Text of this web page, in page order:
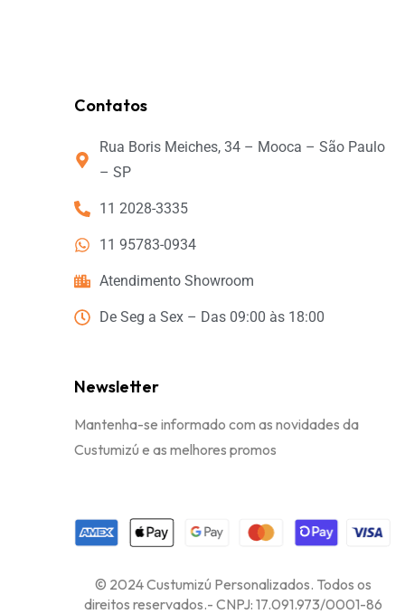
Contatos
Rua Boris Meiches, 34 – Mooca – São Paulo
– SP
11 2028-3335
11 95783-0934
Atendimento Showroom
De Seg a Sex – Das 09:00 às 18:00
Newsletter
Mantenha-se informado com as novidades da
Custumizú e as melhores promos
© 2024 Custumizú Personalizados. Todos os
direitos reservados.- CNPJ: 17.091.973/0001-86